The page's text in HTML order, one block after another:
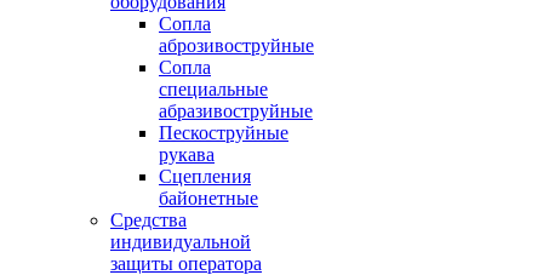
Сопла
аброзивоструйные
Сопла
специальные
абразивоструйные
Пескоструйные
рукава
Сцепления
байонетные
Средства
индивидуальной
защиты оператора